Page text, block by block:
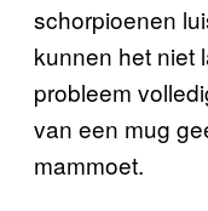
schorpioenen
kunnen het niet
probleem
van een mug
mammoet.